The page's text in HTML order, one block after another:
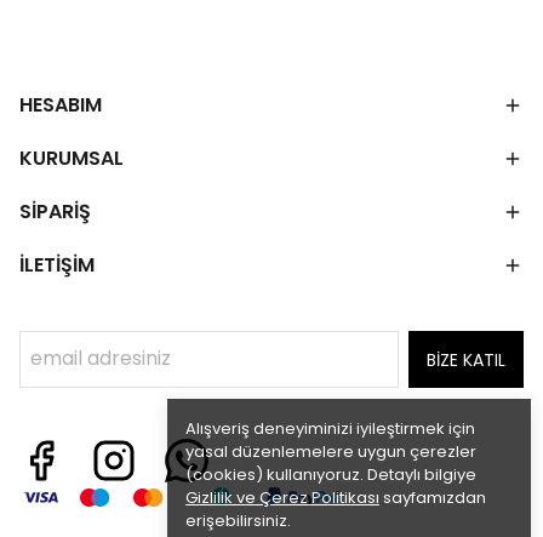
Alışveriş deneyiminizi iyileştirmek için
yasal düzenlemelere uygun çerezler
(cookies) kullanıyoruz. Detaylı bilgiye
Gizlilik ve Çerez Politikası sayfamızdan
erişebilirsiniz.
HESABIM
KURUMSAL
SİPARİŞ
İLETİŞİM
BİZE KATIL